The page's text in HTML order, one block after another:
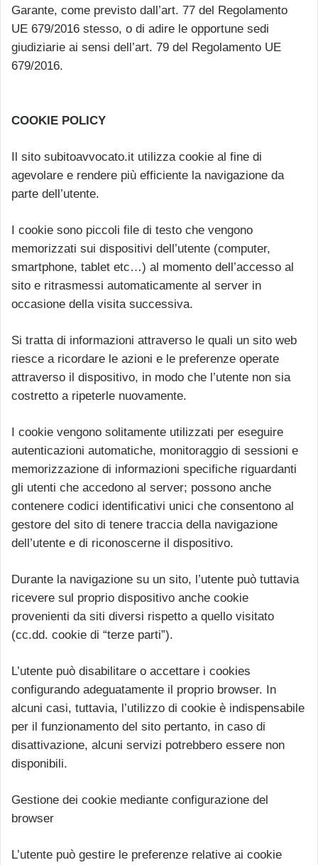
Garante, come previsto dall’art. 77 del Regolamento
UE 679/2016 stesso, o di adire le opportune sedi
giudiziarie ai sensi dell’art. 79 del Regolamento UE
679/2016.
COOKIE POLICY
Il sito subitoavvocato.it utilizza cookie al fine di
agevolare e rendere più efficiente la navigazione da
parte dell’utente.
I cookie sono piccoli file di testo che vengono
memorizzati sui dispositivi dell’utente (computer,
smartphone, tablet etc…) al momento dell’accesso al
sito e ritrasmessi automaticamente al server in
occasione della visita successiva.
Si tratta di informazioni attraverso le quali un sito web
riesce a ricordare le azioni e le preferenze operate
attraverso il dispositivo, in modo che l’utente non sia
costretto a ripeterle nuovamente.
I cookie vengono solitamente utilizzati per eseguire
autenticazioni automatiche, monitoraggio di sessioni e
memorizzazione di informazioni specifiche riguardanti
gli utenti che accedono al server; possono anche
contenere codici identificativi unici che consentono al
gestore del sito di tenere traccia della navigazione
dell’utente e di riconoscerne il dispositivo.
Durante la navigazione su un sito, l’utente può tuttavia
ricevere sul proprio dispositivo anche cookie
provenienti da siti diversi rispetto a quello visitato
(cc.dd. cookie di “terze parti”).
L’utente può disabilitare o accettare i cookies
configurando adeguatamente il proprio browser. In
alcuni casi, tuttavia, l’utilizzo di cookie è indispensabile
per il funzionamento del sito pertanto, in caso di
disattivazione, alcuni servizi potrebbero essere non
disponibili.
Gestione dei cookie mediante configurazione del
browser
L’utente può gestire le preferenze relative ai cookie